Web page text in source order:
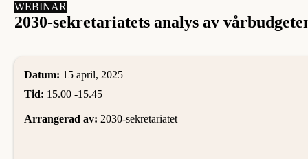
WEBINAR
2030-sekretariatets analys av
Datum: 15 april, 2025
Tid: 15.00 -15.45
Arrangerad av: 2030-sekretariatet